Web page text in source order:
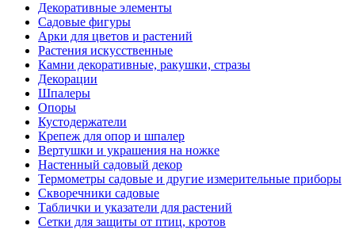
Декоративные элементы
Садовые фигуры
Арки для цветов и растений
Растения искусственные
Камни декоративные, ракушки, стразы
Декорации
Шпалеры
Опоры
Кустодержатели
Крепеж для опор и шпалер
Вертушки и украшения на ножке
Настенный садовый декор
Термометры садовые и другие измерительные приборы
Скворечники садовые
Таблички и указатели для растений
Сетки для защиты от птиц, кротов